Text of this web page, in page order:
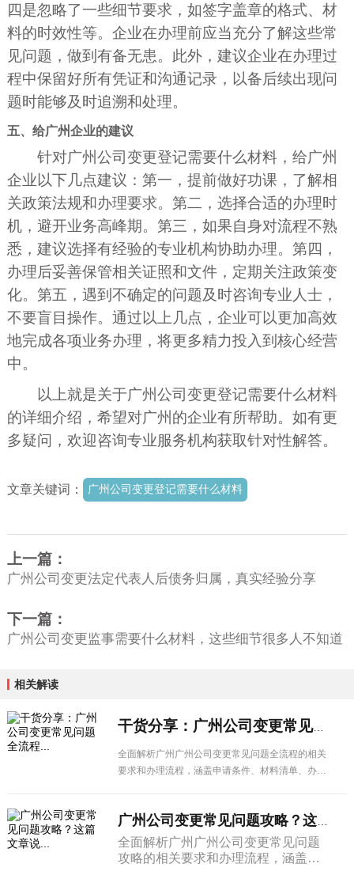
四是忽略了一些细节要求，如签字盖章的格式、材
料的时效性等。企业在办理前应当充分了解这些常
见问题，做到有备无患。此外，建议企业在办理过
程中保留好所有凭证和沟通记录，以备后续出现问
题时能够及时追溯和处理。
五、给广州企业的建议
针对广州公司变更登记需要什么材料，给广州
企业以下几点建议：第一，提前做好功课，了解相
关政策法规和办理要求。第二，选择合适的办理时
机，避开业务高峰期。第三，如果自身对流程不熟
悉，建议选择有经验的专业机构协助办理。第四，
办理后妥善保管相关证照和文件，定期关注政策变
化。第五，遇到不确定的问题及时咨询专业人士，
不要盲目操作。通过以上几点，企业可以更加高效
地完成各项业务办理，将更多精力投入到核心经营
中。
以上就是关于广州公司变更登记需要什么材料
的详细介绍，希望对广州的企业有所帮助。如有更
多疑问，欢迎咨询专业服务机构获取针对性解答。
文章关键词： 广州公司变更登记需要什么材料
上一篇：
广州公司变更法定代表人后债务归属，真实经验分享
下一篇：
广州公司变更监事需要什么材料，这些细节很多人不知道
相关解读
干货分享：广州公司变更常见问题全流程...
全面解析广州广州公司变更常见问题全流程的相关
要求和办理流程，涵盖申请条件、材料清单、办理
全面解析广州广州公司变更常见问题
攻略的相关要求和办理流程，涵盖申